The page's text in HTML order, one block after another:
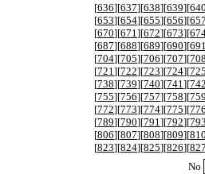
[636][637][638][639][640
[653][654][655][656][657
[670][671 ][672][673][
[687][688][689][690][691
[704][705][706][707][708
[721 ][722][723][724][725
[738][739][740][741 ][742
[755][756][757][758][759
[772][773][774][775][776
[789][790][791 ][792][793
[806][807][808][809][810
[823][824][825][826][827
No